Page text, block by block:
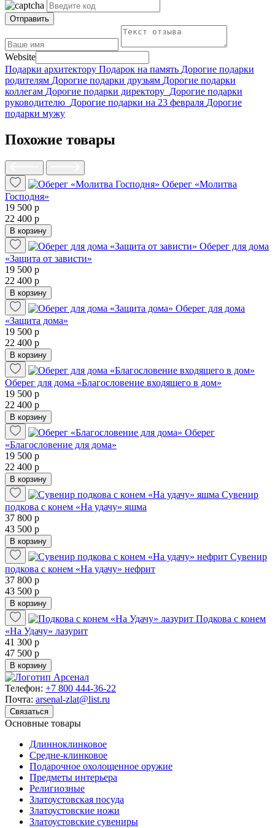
Отправить
Website
Подарки архитектору Подарок на память Дорогие подарки
родителям Дорогие подарки друзьям Дорогие подарки
коллегам Дорогие подарки директору Дорогие подарки
руководителю Дорогие подарки на 23 февраля Дорогие
подарки мужу
Похожие товары
Оберег «Молитва
Господня»
19 500 р
22 400 р
В корзину
Оберег для дома
«Защита от зависти»
19 500 р
22 400 р
В корзину
Оберег для дома
«Защита дома»
19 500 р
22 400 р
В корзину
Оберег для дома «Благословение входящего в дом»
19 500 р
22 400 р
В корзину
Оберег
«Благословение для дома»
19 500 р
22 400 р
В корзину
Сувенир
подкова с конем «На удачу» яшма
37 800 р
43 500 р
В корзину
Сувенир
подкова с конем «На удачу» нефрит
37 800 р
43 500 р
В корзину
Подкова с конем
«На Удачу» лазурит
41 300 р
47 500 р
В корзину
Телефон: +7 800 444-36-22
Почта: arsenal-zlat@list.ru
Связаться
Основные товары
Длинноклинковое
Средне-клинковое
Подарочное охолощенное оружие
Предметы интерьера
Религиозные
Златоустовская посуда
Златоустовские ножи
Златоустовские сувениры